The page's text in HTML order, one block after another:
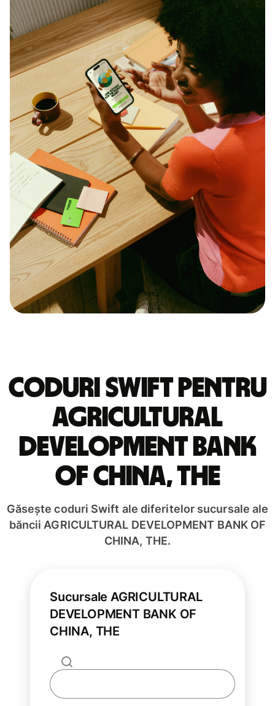
Coduri Swift pentru
AGRICULTURAL
DEVELOPMENT BANK
OF CHINA, THE
Găsește coduri Swift ale diferitelor sucursale ale
băncii AGRICULTURAL DEVELOPMENT BANK OF
CHINA, THE.
Sucursale AGRICULTURAL
DEVELOPMENT BANK OF
CHINA, THE